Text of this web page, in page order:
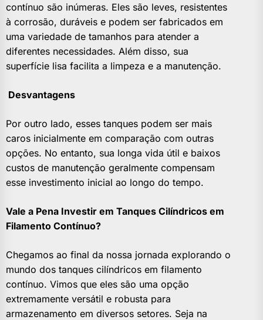
contínuo são inúmeras. Eles são leves, resistentes
à corrosão, duráveis e podem ser fabricados em
uma variedade de tamanhos para atender a
diferentes necessidades. Além disso, sua
superfície lisa facilita a limpeza e a manutenção.
Desvantagens
Por outro lado, esses tanques podem ser mais
caros inicialmente em comparação com outras
opções. No entanto, sua longa vida útil e baixos
custos de manutenção geralmente compensam
esse investimento inicial ao longo do tempo.
Vale a Pena Investir em Tanques Cilíndricos em
Filamento Contínuo?
Chegamos ao final da nossa jornada explorando o
mundo dos tanques cilíndricos em filamento
contínuo. Vimos que eles são uma opção
extremamente versátil e robusta para
armazenamento em diversos setores. Seja na